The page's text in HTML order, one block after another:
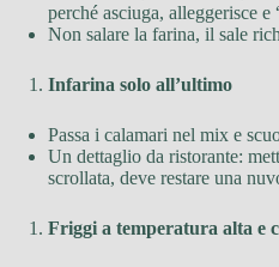
perché asciuga, alleggerisce e
Non salare la farina, il sale
Infarina solo all’ultimo
Passa i calamari nel mix e
Un dettaglio da ristorante:
scrollata, deve restare una
Friggi a temperatura alta e